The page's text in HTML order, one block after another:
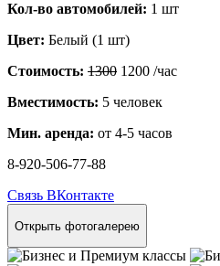
Кол-во автомобилей: 1 шт
Цвет: Белый (1 шт)
Стоимость: 1300 1200 /час
Вместимость: 5 человек
Мин. аренда: от 4-5 часов
8-920-506-77-88
Связь ВКонтакте
Открыть фотогалерею